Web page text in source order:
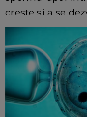
creste si a se